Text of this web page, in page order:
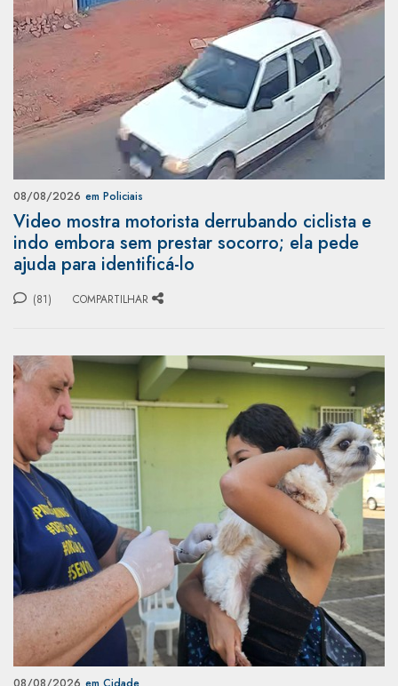
08/08/2026 em Policiais
Video mostra motorista derrubando ciclista e
indo embora sem prestar socorro; ela pede
ajuda para identificá-lo
(81) COMPARTILHAR